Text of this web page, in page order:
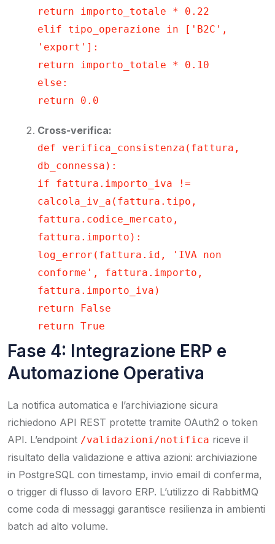
return importo_totale * 0.22
elif tipo_operazione in ['B2C',
'export']:
return importo_totale * 0.10
else:
return 0.0
Cross-verifica:
def verifica_consistenza(fattura,
db_connessa):
if fattura.importo_iva !=
calcola_iv_a(fattura.tipo,
fattura.codice_mercato,
fattura.importo):
log_error(fattura.id, 'IVA non
conforme', fattura.importo,
fattura.importo_iva)
return False
return True
Fase 4: Integrazione ERP e
Automazione Operativa
La notifica automatica e l’archiviazione sicura
richiedono API REST protette tramite OAuth2 o token
API. L’endpoint /validazioni/notifica riceve il
risultato della validazione e attiva azioni: archiviazione
in PostgreSQL con timestamp, invio email di conferma,
o trigger di flusso di lavoro ERP. L’utilizzo di RabbitMQ
come coda di messaggi garantisce resilienza in ambienti
batch ad alto volume.